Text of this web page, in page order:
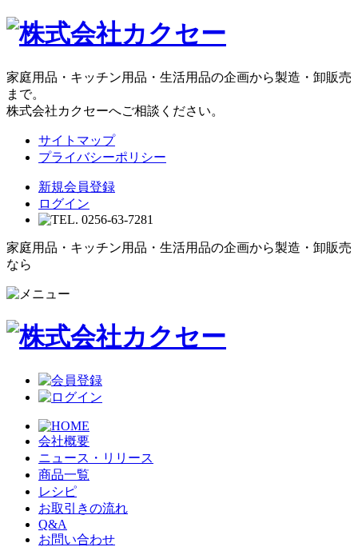
家庭用品・キッチン用品・生活用品の企画から製造・卸販売
まで。
株式会社カクセーへご相談ください。
サイトマップ
プライバシーポリシー
新規会員登録
ログイン
家庭用品・キッチン用品・生活用品の企画から製造・卸販売
なら
会社概要
ニュース・リリース
商品一覧
レシピ
お取引きの流れ
Q&A
お問い合わせ